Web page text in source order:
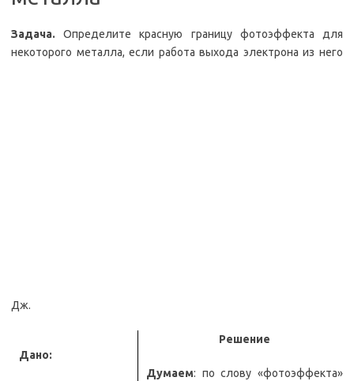
Задача.Определите красную границу фотоэффекта для
некоторого металла, если работа выхода электрона из него
Дж.
Дано:
Решение
Думаем: по слову «фотоэффекта»